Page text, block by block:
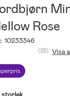
Rose
10233346
(22) Visa